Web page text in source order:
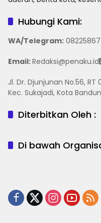
Hubungi Kami:
WA/Telegram:
Email:Redaksi@penaku.id
Jl. Dr. Djunjunan No.56,
Kec. Sukajadi, Kota
Diterbitkan Oleh :
Di bawah